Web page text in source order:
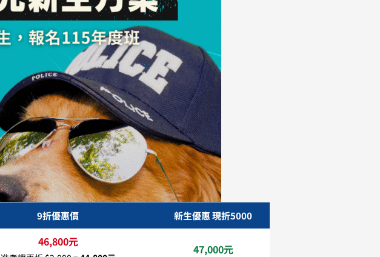
9折優惠價 新生優惠 現折5000
46,800元
47,000元